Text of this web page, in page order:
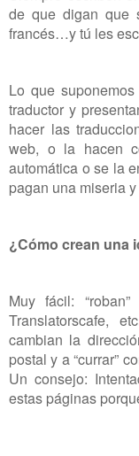
de que digan que
francés…y tú les
Lo que
traductor y
hacer las
web, o la hacen
automática o se la
pagan una miseria
¿Cómo crean una
Muy fácil:
Translatorscafe,
cambian la
postal y a “currar”
Un consejo:
estas páginas